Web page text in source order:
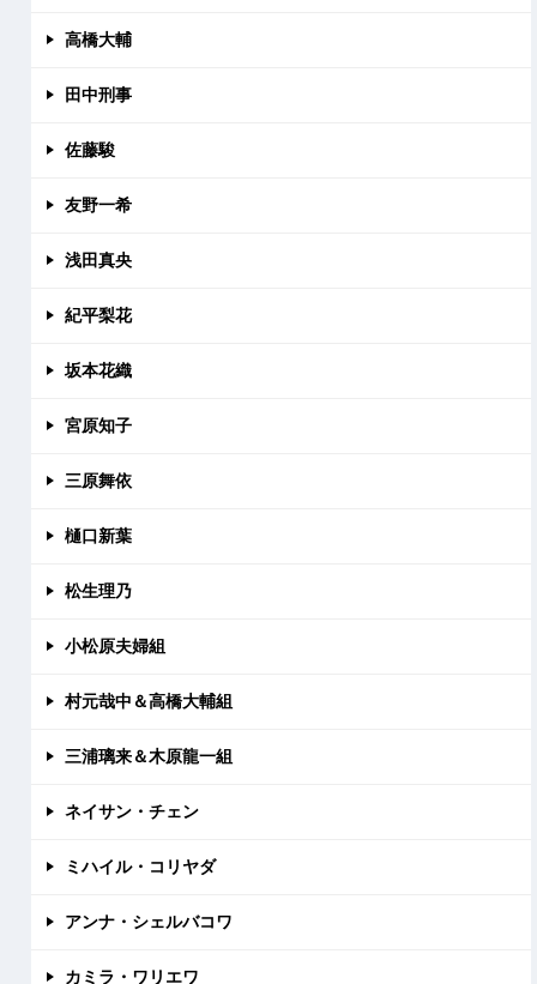
高橋大輔
田中刑事
佐藤駿
友野一希
浅田真央
紀平梨花
坂本花織
宮原知子
三原舞依
樋口新葉
松生理乃
小松原夫婦組
村元哉中＆高橋大輔組
三浦璃来＆木原龍一組
ネイサン・チェン
ミハイル・コリヤダ
アンナ・シェルバコワ
カミラ・ワリエワ